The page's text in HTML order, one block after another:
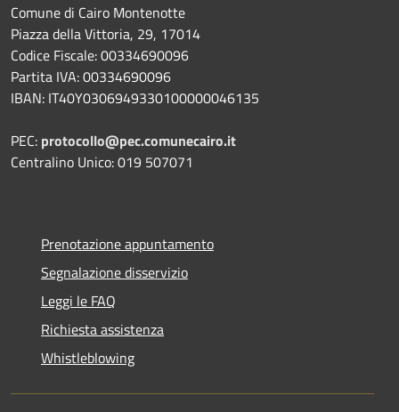
Comune di Cairo Montenotte
Piazza della Vittoria, 29, 17014
Codice Fiscale: 00334690096
Partita IVA: 00334690096
IBAN: IT40Y0306949330100000046135
PEC: protocollo@pec.comunecairo.it
Centralino Unico: 019 507071
Prenotazione appuntamento
Segnalazione disservizio
Leggi le FAQ
Richiesta assistenza
Whistleblowing